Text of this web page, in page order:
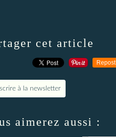
cet article
Repost
à la newsletter
aimerez aussi :